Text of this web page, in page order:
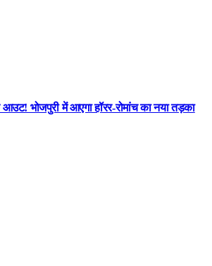
भोजपुरी में आएगा हॉरर-रोमांच का नया तड़का